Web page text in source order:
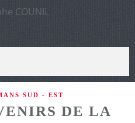
SUD - EST
DE LA